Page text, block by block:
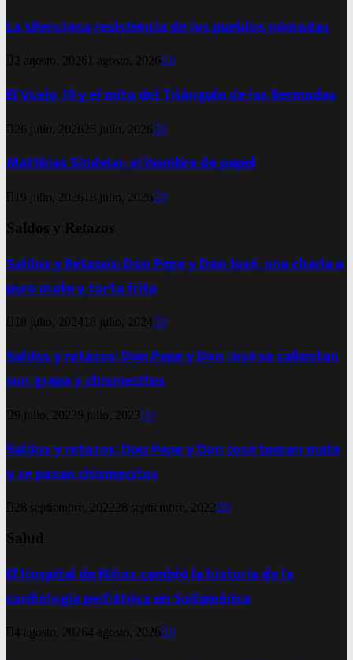
La silenciosa resistencia de los pueblos nómadas
2 agosto, 2026 1 agosto, 2026 0
El Vuelo 19 y el mito del Triángulo de las Bermudas
26 julio, 2026 25 julio, 2026 0
Matthias Sindelar, el hombre de papel
19 julio, 2026 18 julio, 2026 0
Saldos y Retazos
Saldos y Retazos: Don Pepe y Don José, una charla a
puro mate y torta frita
18 julio, 2024 18 julio, 2024 0
Saldos y retazos: Don Pepe y Don José se calientan
con grapa y chismecitos
9 julio, 20239 julio, 2023 0
Saldos y retazos: Don Pepe y Don José toman mate
y se pasan chismecitos
28 septiembre, 2022 28 septiembre, 2022 0
Salud
El Hospital de Niños cambió la historia de la
cardiología pediátrica en Sudamérica
4 agosto, 20264 agosto, 2026 0